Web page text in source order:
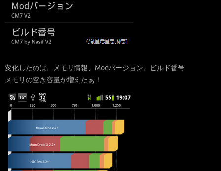
変化したのは、メモリ情報、Modバージョン、ビルド番号
メモリの空き容量が増えたぁ！